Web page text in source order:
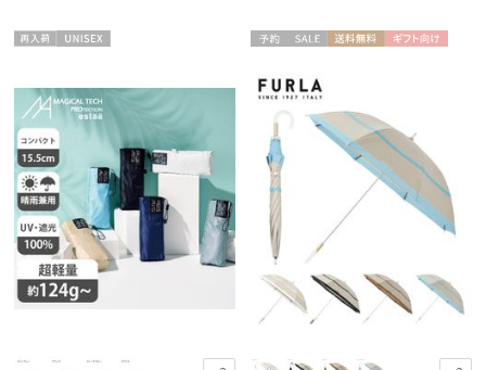
ル
WOME
N